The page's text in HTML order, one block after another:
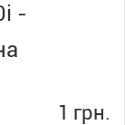
-
1 грн.